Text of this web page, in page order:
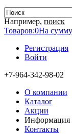
Например, поиск
Товаров:0На
Регистрация
Войти
+7-964-342-98-02
О компании
Каталог
Акции
Информация
Контакты